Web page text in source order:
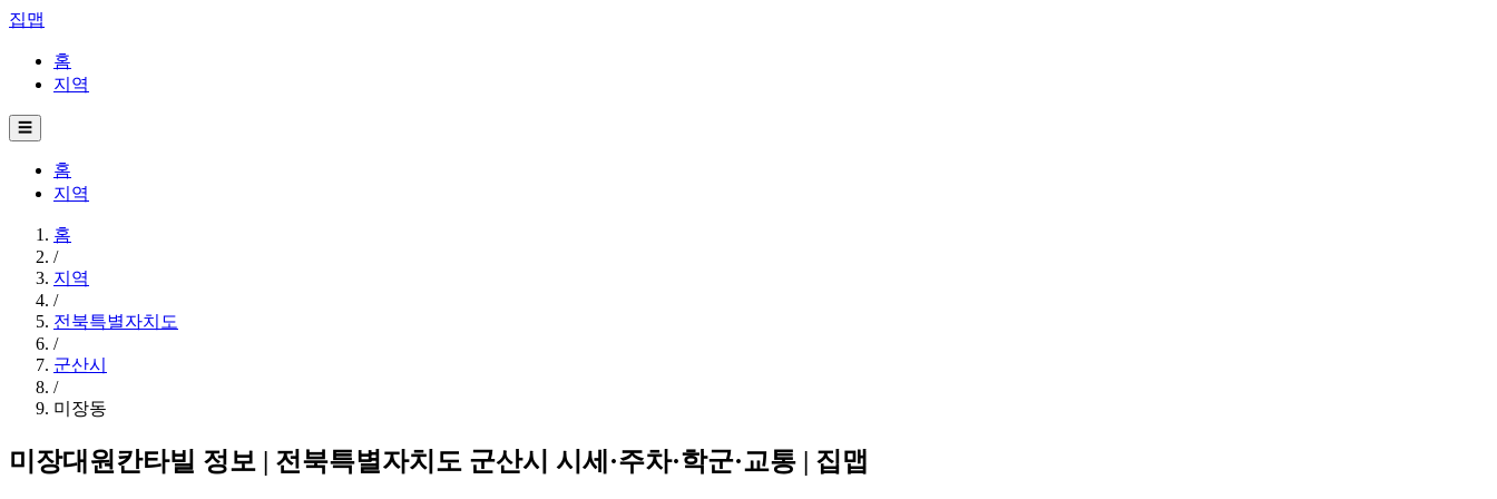
집맵
홈
지역
☰
홈
지역
홈
/
지역
/
전북특별자치도
/
군산시
/
미장동
미장대원칸타빌 정보 | 전북특별자치도 군산시 시세·주차·학군·교통 | 집맵